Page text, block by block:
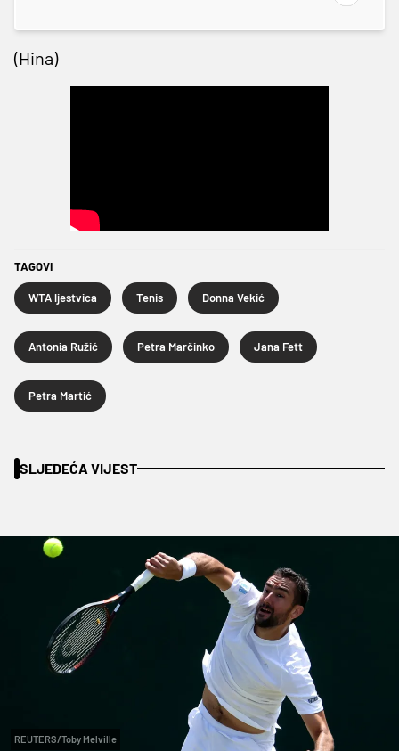
(Hina)
TAGOVI
WTA ljestvica Tenis Donna Vekić
Antonia Ružić Petra Marčinko Jana Fett
Petra Martić
SLJEDEĆA VIJEST
REUTERS/Toby Melville